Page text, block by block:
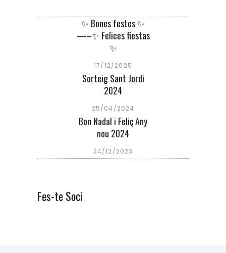
✨ Bones festes ✨
—–✨ Felices fiestas
✨
17/12/2025
Sorteig Sant Jordi
2024
25/04/2024
Bon Nadal i Feliç Any
nou 2024
24/12/2023
Fes-te Soci